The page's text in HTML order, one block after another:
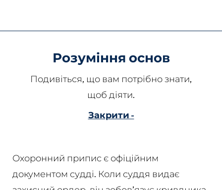
Розуміння основ
Подивіться, що вам потрібно знати,
щоб діяти.
Закрити -
Охоронний припис є офіційним
документом судді. Коли суддя видає